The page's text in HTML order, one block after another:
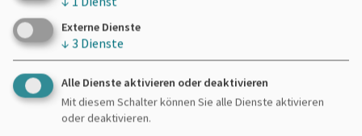
Externe Dienste
↓ 3 Dienste
Alle Dienste aktivieren oder deaktivieren
Mit diesem Schalter können Sie alle Dienste aktivieren
oder deaktivieren.